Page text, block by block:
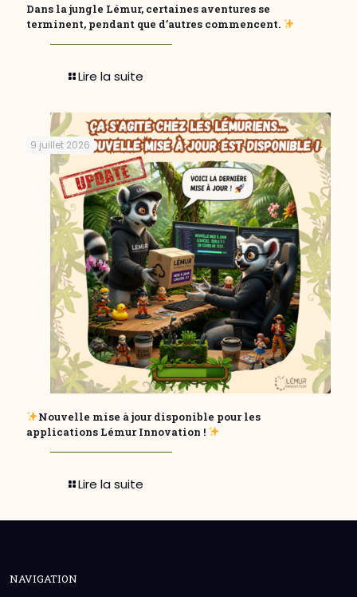
Dans la jungle Lémur, certaines aventures se
terminent, pendant que d’autres commencent.
Lire la suite
9 juillet 2026
Nouvelle mise à jour disponible pour les
applications Lémur Innovation !
Lire la suite
NAVIGATION